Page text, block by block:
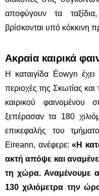
αποφύγουν τα
βρίσκονται υπό κόκκινη
Ακραία καιρικά
Η καταιγίδα Éowyn
περιοχές της Σκωτίας
καιρικού φαινομένου
ξεπέρασαν τα 180
επικεφαλής του
Eireann, ανέφερε:«Η
ακτή απόψε και
τη χώρα. Αναμένουμε
130 χιλιόμετρα την